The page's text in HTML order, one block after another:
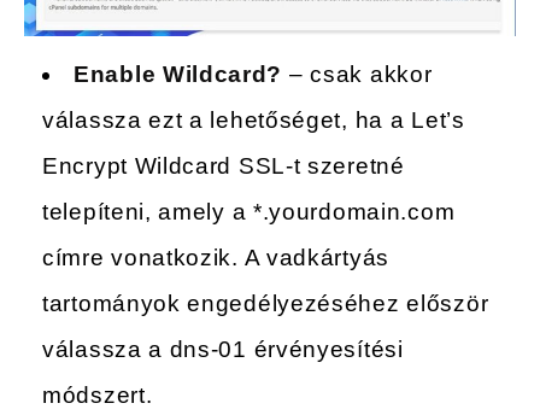
Enable Wildcard? – csak akkor
válassza ezt a lehetőséget, ha a Let’s
Encrypt Wildcard SSL-t szeretné
telepíteni, amely a *.yourdomain.com
címre vonatkozik. A vadkártyás
tartományok engedélyezéséhez először
válassza a dns-01 érvényesítési
módszert.